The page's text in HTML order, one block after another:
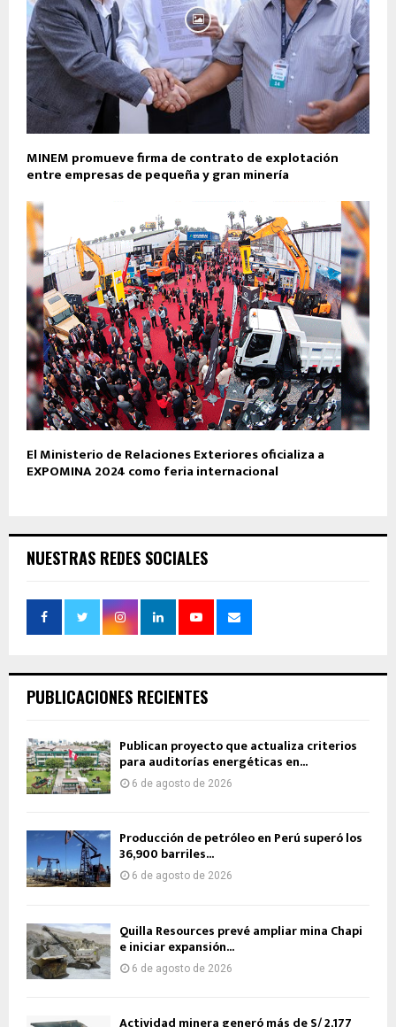
MINEM promueve firma de contrato de explotación
entre empresas de pequeña y gran minería
El Ministerio de Relaciones Exteriores oficializa a
EXPOMINA 2024 como feria internacional
NUESTRAS REDES SOCIALES
PUBLICACIONES RECIENTES
Publican proyecto que actualiza criterios
para auditorías energéticas en...
6 de agosto de 2026
Producción de petróleo en Perú superó los
36,900 barriles...
6 de agosto de 2026
Quilla Resources prevé ampliar mina Chapi
e iniciar expansión...
6 de agosto de 2026
Actividad minera generó más de S/ 2,177